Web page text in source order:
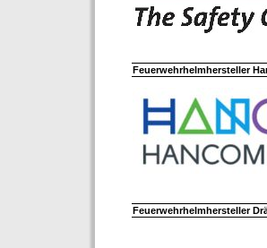
Feuerwehrhelmhersteller
Feuerwehrhelmhersteller